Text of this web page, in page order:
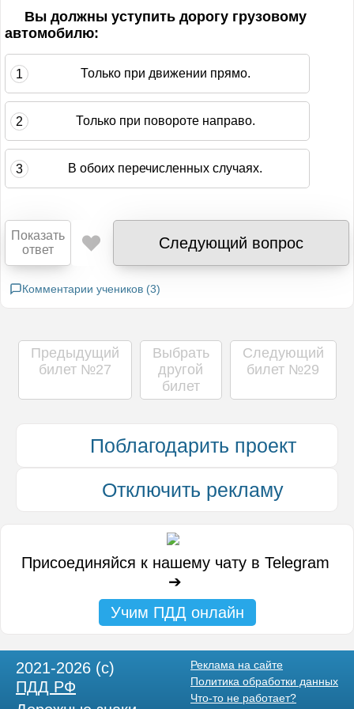
на этот вопрос
Вы должны уступить дорогу грузовому
автомобилю:
1 Только при движении прямо.
2 Только при повороте направо.
3 В обоих перечисленных случаях.
Показать
ответ
Следующий вопрос
Поскольку Вы проезжаете перекресток
Спасибо! Ваш ответ поможет нам совершенствовать
Темы вопроса: Нерегулируемые
Комментарии учеников (3)
ваше имя:
в рейтинге пользователей
Предыдущий
билет №27
Выбрать
другой
билет
Следующий
билет №29
Поблагодарить проект
Отключить рекламу
Присоединяйся к нашему чату в Telegram
➔
Учим ПДД онлайн
2021-2026 (c)
ПДД РФ
Реклама на сайте
Политика обработки данных
Что-то не работает?